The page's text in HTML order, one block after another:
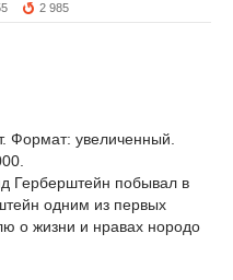
2 985
Формат: увеличенный.
Герберштейн побывал в
одним из первых
о жизни и нравах нородо